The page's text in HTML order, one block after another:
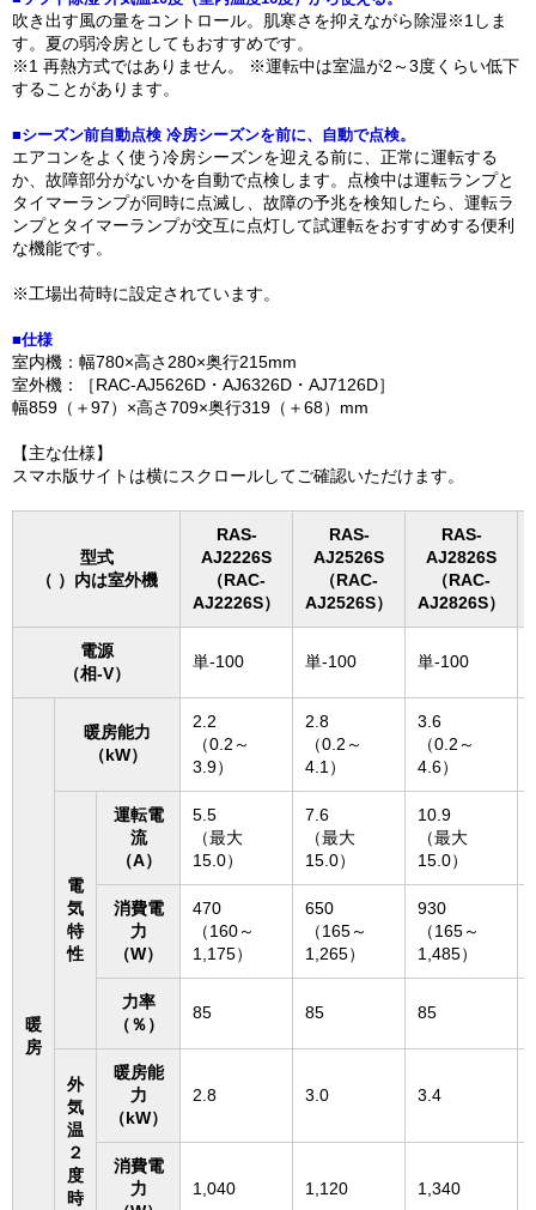
吹き出す風の量をコントロール。肌寒さを抑えながら除湿※1しま
す。夏の弱冷房としてもおすすめです。
※1 再熱方式ではありません。 ※運転中は室温が2～3度くらい低下
することがあります。
■シーズン前自動点検 冷房シーズンを前に、自動で点検。
エアコンをよく使う冷房シーズンを迎える前に、正常に運転する
か、故障部分がないかを自動で点検します。点検中は運転ランプと
タイマーランプが同時に点滅し、故障の予兆を検知したら、運転ラ
ンプとタイマーランプが交互に点灯して試運転をおすすめする便利
な機能です。
※工場出荷時に設定されています。
■仕様
室内機：幅780×高さ280×奥行215mm
室外機：［RAC-AJ5626D・AJ6326D・AJ7126D］
幅859（＋97）×高さ709×奥行319（＋68）mm
【主な仕様】
スマホ版サイトは横にスクロールしてご確認いただけます。
型式
（ ）内は室外機
RAS-
AJ2226S
（RAC-
AJ2226S）
RAS-
AJ2526S
（RAC-
AJ2526S）
RAS-
AJ2826S
（RAC-
AJ2826S）
電源
（相-V）
単-100 単-100 単-100
暖
房
暖房能力
（kW）
2.2
（0.2～
3.9）
2.8
（0.2～
4.1）
3.6
（0.2～
4.6）
電
気
特
性
運転電
流
（A）
5.5
（最大
15.0）
7.6
（最大
15.0）
10.9
（最大
15.0）
消費電
力
（W）
470
（160～
1,175）
650
（165～
1,265）
930
（165～
1,485）
力率
（％）
85 85 85
外
気
温
２
度
時
暖房能
力
（kW）
2.8 3.0 3.4
消費電
力
1,040 1,120 1,340